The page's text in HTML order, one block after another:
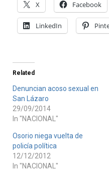
X Facebook
LinkedIn
Related
Denuncian acoso sexual en
San Lázaro
29/09/2014
In "NACIONAL"
Osorio niega vuelta de
policía política
12/12/2012
In "NACIONAL"